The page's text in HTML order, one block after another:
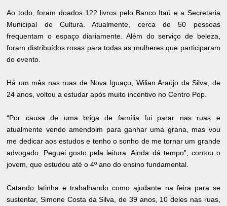
Ao todo, foram doados 122 livros pelo Banco Itaú e a Secretaria
Municipal de Cultura. Atualmente, cerca de 50 pessoas
frequentam o espaço diariamente. Além do serviço de beleza,
foram distribuídos rosas para todas as mulheres que participaram
do evento.
Há um mês nas ruas de Nova Iguaçu, Wilian Araújo da Silva, de
24 anos, voltou a estudar após muito incentivo no Centro Pop.
“Por causa de uma briga de família fui parar nas ruas e
atualmente vendo amendoim para ganhar uma grana, mas vou
me dedicar aos estudos e tenho o sonho de me tornar um grande
advogado. Peguei gosto pela leitura. Ainda dá tempo”, contou o
jovem, que estudou até o 4º ano do ensino fundamental.
Catando latinha e trabalhando como ajudante na feira para se
sustentar, Simone Costa da Silva, de 39 anos, 10 deles nas ruas,